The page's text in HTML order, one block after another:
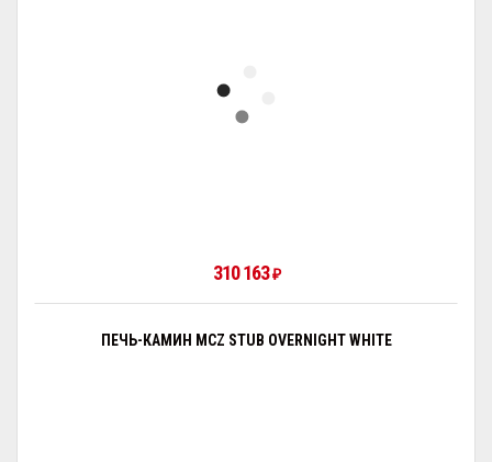
310 163₽
ПЕЧЬ-КАМИН MCZ STUB OVERNIGHT WHITE